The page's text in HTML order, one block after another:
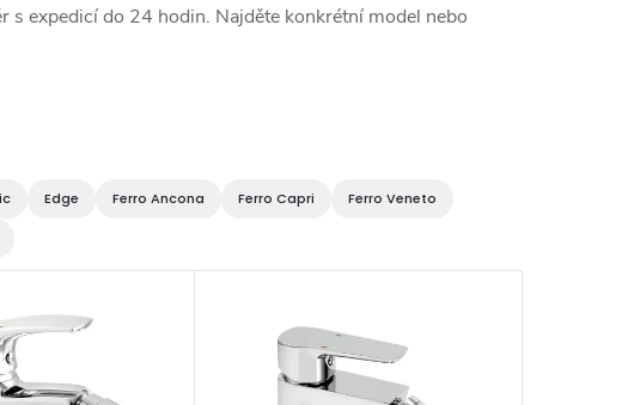
expedicí do 24 hodin. Najděte konkrétní model nebo
Edge Ferro Ancona Ferro Capri Ferro Veneto